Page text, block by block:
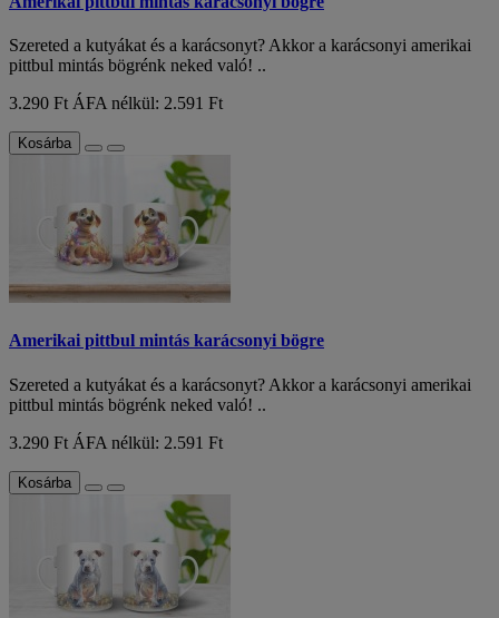
Szereted a kutyákat és a karácsonyt? Akkor a karácsonyi amerikai
pittbul mintás bögrénk neked való! ..
3.290 Ft ÁFA nélkül: 2.591 Ft
Kosárba
Amerikai pittbul mintás karácsonyi bögre
Szereted a kutyákat és a karácsonyt? Akkor a karácsonyi amerikai
pittbul mintás bögrénk neked való! ..
3.290 Ft ÁFA nélkül: 2.591 Ft
Kosárba